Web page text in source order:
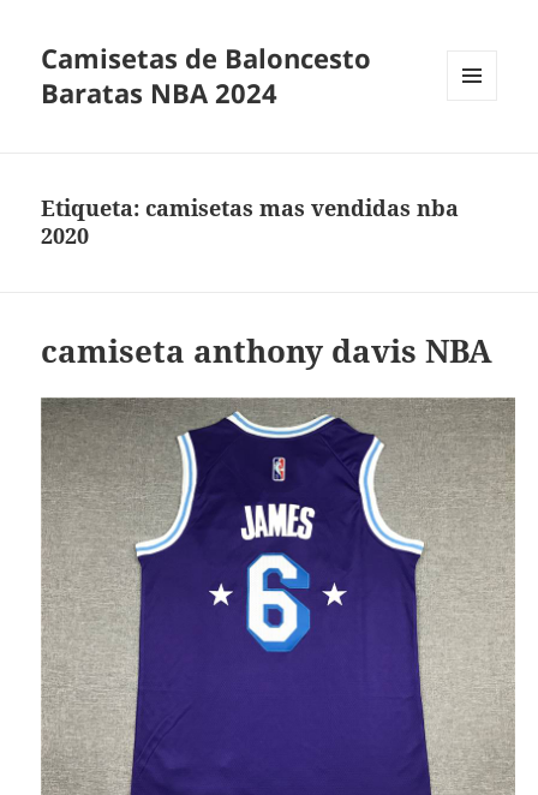
Camisetas de Baloncesto
Baratas NBA 2024
Etiqueta:camisetas mas vendidas nba
2020
camiseta anthony davis NBA